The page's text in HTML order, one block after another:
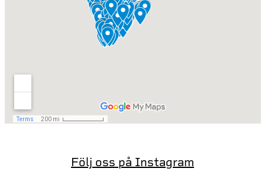
Följ oss på Instagram